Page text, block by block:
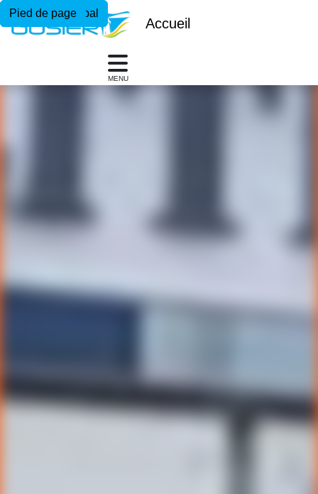
Menu principal
Contenu principal
Pied de page
Accueil
MENU